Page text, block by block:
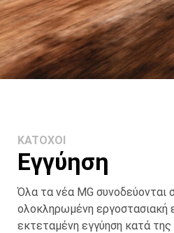
KATOXOI
Εγγύηση
Όλα τα νέα MG συνοδεύονται
ολοκληρωμένη εργοστασιακή
εκτεταμένη εγγύηση κατά της